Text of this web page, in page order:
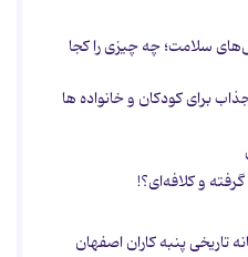
سلامت؛ چه چیزی را کجا
برای کودکان و خانواده ها
و کلافه‌ای؟!
تاریخی پنبه کاران اصفهان